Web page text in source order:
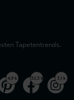
Tapetentrends.
4,9 k 32,5 k 3,1 k